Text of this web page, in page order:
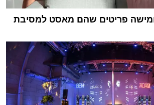
פריטים שהם מאסט למסיבת